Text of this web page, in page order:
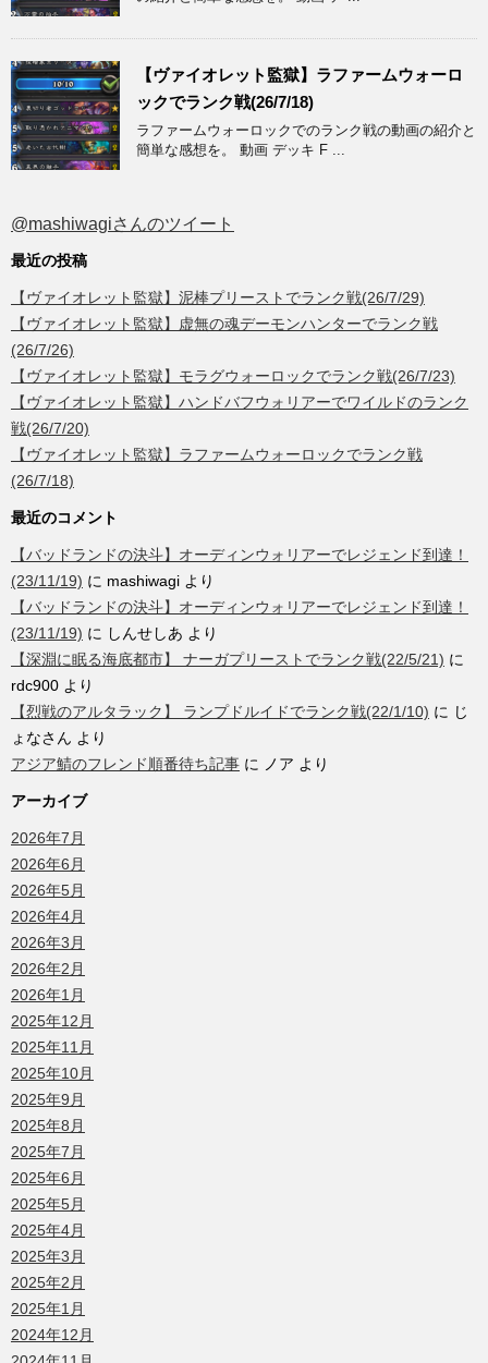
【ヴァイオレット監獄】ラファームウォーロ
ックでランク戦(26/7/18)
ラファームウォーロックでのランク戦の動画の紹介と
簡単な感想を。 動画 デッキ F ...
@mashiwagiさんのツイート
最近の投稿
【ヴァイオレット監獄】泥棒プリーストでランク戦(26/7/29)
【ヴァイオレット監獄】虚無の魂デーモンハンターでランク戦
(26/7/26)
【ヴァイオレット監獄】モラグウォーロックでランク戦(26/7/23)
【ヴァイオレット監獄】ハンドバフウォリアーでワイルドのランク
戦(26/7/20)
【ヴァイオレット監獄】ラファームウォーロックでランク戦
(26/7/18)
最近のコメント
【バッドランドの決斗】オーディンウォリアーでレジェンド到達！
(23/11/19) に mashiwagi より
【バッドランドの決斗】オーディンウォリアーでレジェンド到達！
(23/11/19) に しんせしあ より
【深淵に眠る海底都市】 ナーガプリーストでランク戦(22/5/21) に
rdc900 より
【烈戦のアルタラック】 ランプドルイドでランク戦(22/1/10) に じ
ょなさん より
アジア鯖のフレンド順番待ち記事 に ノア より
アーカイブ
2026年7月
2026年6月
2026年5月
2026年4月
2026年3月
2026年2月
2026年1月
2025年12月
2025年11月
2025年10月
2025年9月
2025年8月
2025年7月
2025年6月
2025年5月
2025年4月
2025年3月
2025年2月
2025年1月
2024年12月